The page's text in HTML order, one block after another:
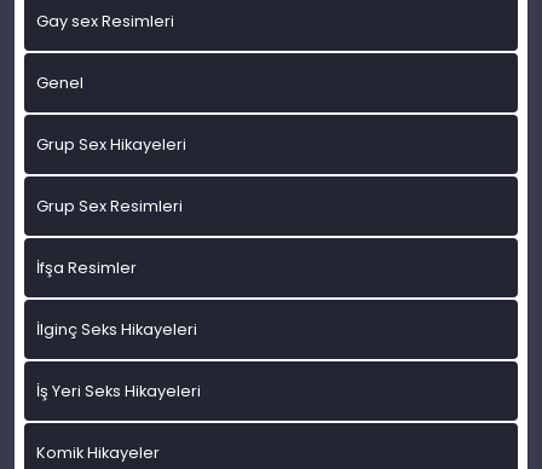
Gay sex Resimleri
Genel
Grup Sex Hikayeleri
Grup Sex Resimleri
İfşa Resimler
İlginç Seks Hikayeleri
İş Yeri Seks Hikayeleri
Komik Hikayeler